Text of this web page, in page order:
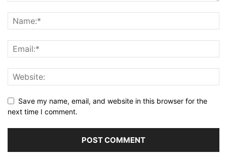
Save my name, email, and website in this browser for the
next time I comment.